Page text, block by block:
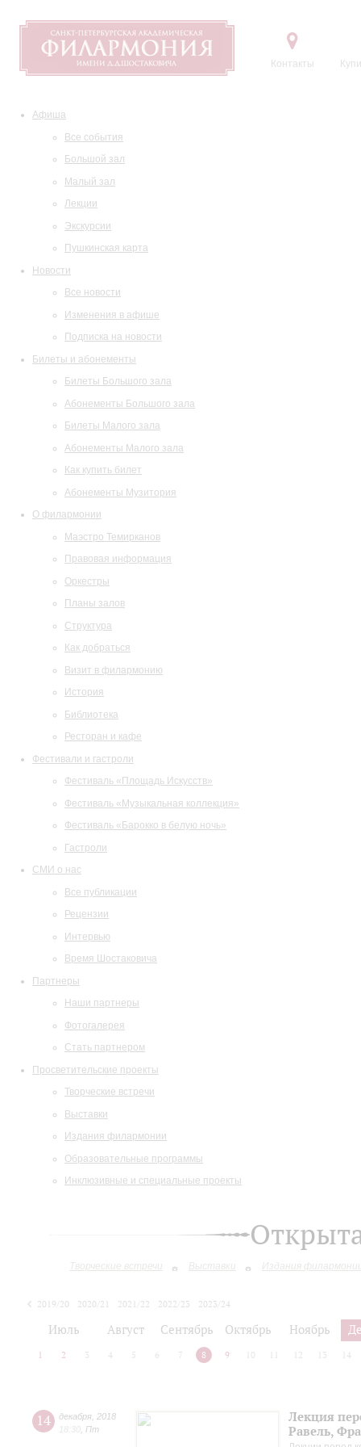
Контакты
Афиша
Все события
Большой зал
Малый зал
Лекции
Экскурсии
Пушкинская карта
Новости
Все новости
Изменения в афише
Подписка на новости
Билеты и абонементы
Билеты Большого зала
Абонементы Большого зала
Билеты Малого зала
Абонементы Малого зала
Как купить билет
Абонементы Музитория
О филармонии
Маэстро Темирканов
Правовая информация
Оркестры
Планы залов
Структура
Как добраться
Визит в филармонию
История
Библиотека
Ресторан и кафе
Фестивали и гастроли
Фестиваль «Площадь Искусств»
Фестиваль «Музыкальная коллекция»
Фестиваль «Барокко в белую ночь»
Гастроли
СМИ о нас
Все публикации
Рецензии
Интервью
Время Шостаковича
Партнеры
Наши партнеры
Фотогалерея
Стать партнером
Просветительские проекты
Творческие встречи
Выставки
Издания филармонии
Образовательные программы
Инклюзивные и специальные проекты
Творческие встречи Выставки Издания
2019/20 2020/21 2021/22 2022/23
2023/24
Июль Август Сентябрь Октябрь Ноябрь
1 2 3 4 5 6 7 8 9 10 12 13 14
14 декабря 2018
18:30 Пт
Лекция
Равель,